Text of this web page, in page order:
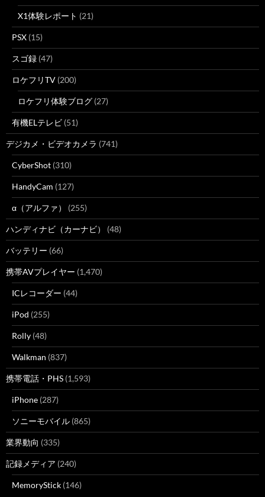
X1体験レポート (21)
PSX (15)
スゴ録 (47)
ロケフリTV (200)
ロケフリ体験ブログ (27)
有機ELテレビ (51)
デジカメ・ビデオカメラ (741)
CyberShot (310)
HandyCam (127)
α（アルファ） (255)
ハンディナビ（カーナビ） (48)
バッテリー (66)
携帯AVプレイヤー (1,470)
ICレコーダー (44)
iPod (255)
Rolly (48)
Walkman (837)
携帯電話・PHS (1,593)
iPhone (287)
ソニーモバイル (865)
業界動向 (335)
記録メディア (240)
MemoryStick (146)